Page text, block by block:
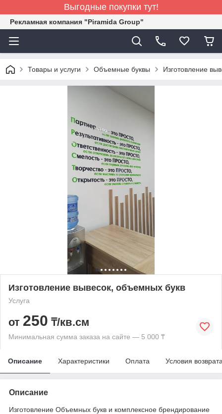
Выгодные покупки тут!
Рекламная компания "Piramida Group"
Товары и услуги Объемные буквы Изготовление
Изготовление вывесок, объемных букв
Услуга
от 250 ₸/кв.см
Минимальная сумма заказа на сайте — 5 000 ₸
Описание Характеристики Оплата Условия
Описание
Изготовление Объемных букв и комплексное брендирование